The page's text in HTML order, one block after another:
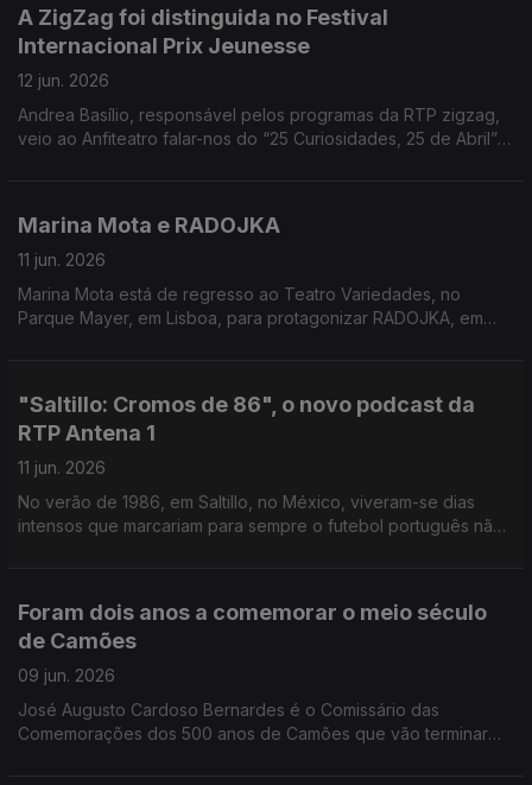
A ZigZag foi distinguida no Festival
Internacional Prix Jeunesse
12 jun. 2026
Andrea Basílio, responsável pelos programas da RTP zigzag,
veio ao Anfiteatro falar-nos do “25 Curiosidades, 25 de Abril” -
Marina Mota e RADOJKA
11 jun. 2026
Marina Mota está de regresso ao Teatro Variedades, no
Parque Mayer, em Lisboa, para protagonizar RADOJKA, em
"Saltillo: Cromos de 86", o novo podcast da
RTP Antena 1
11 jun. 2026
No verão de 1986, em Saltillo, no México, viveram-se dias
intensos que marcariam para sempre o futebol português não
Foram dois anos a comemorar o meio século
de Camões
09 jun. 2026
José Augusto Cardoso Bernardes é o Comissário das
Comemorações dos 500 anos de Camões que vão terminar